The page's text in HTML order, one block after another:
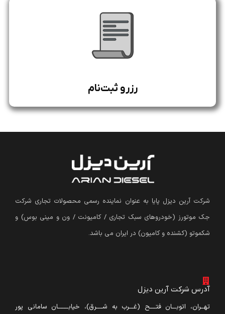
رزرو ثبت‌نام
شرکت آرین دیزل پایا به عنوان نماینده رسمی محصولات تجاری شرکت
جک موتورز (خودروهای سبک تجاری / کامیونت / ون و مینی بوس) و
شکموتو (کشنده و کامیون) در ایران می باشد.
آدرس شرکت آرین دیزل
تهــران، اتوبـــان فتــــح (غـــرب به شــــرق)، خیابـــــــان سامانی پور